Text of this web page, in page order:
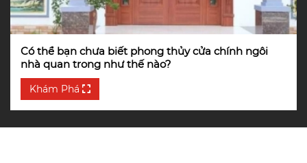
Có thể bạn chưa biết phong thủy cửa chính ngôi
nhà quan trong như thế nào?
Khám Phá